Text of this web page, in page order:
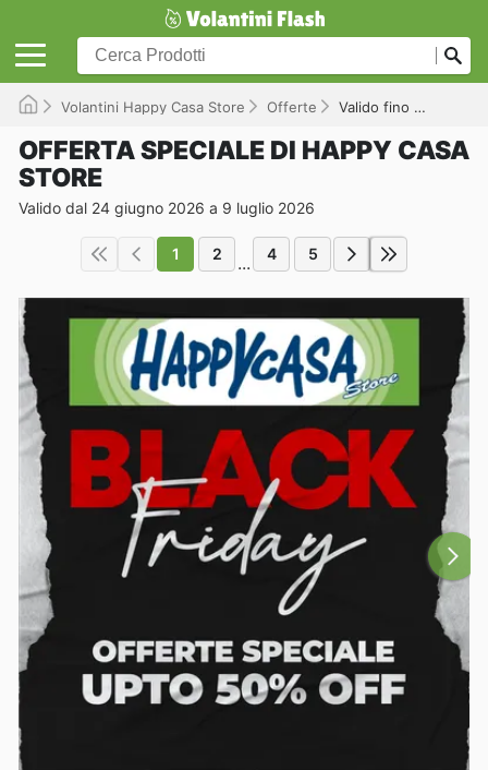
Volantini Happy Casa Store Offerte Valido fino a 09/07/2026
OFFERTA SPECIALE DI HAPPY CASA
STORE
Valido dal 24 giugno 2026 a 9 luglio 2026
1 2 ... 4 5